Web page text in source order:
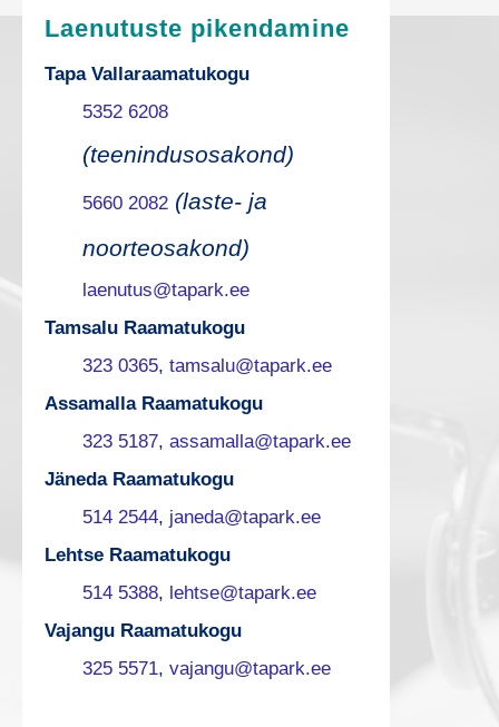
Laenutuste pikendamine
Tapa Vallaraamatukogu
5352 6208
(teenindusosakond)
5660 2082 (laste- ja
noorteosakond)
laenutus@tapark.ee
Tamsalu Raamatukogu
323 0365, tamsalu@tapark.ee
Assamalla Raamatukogu
323 5187, assamalla@tapark.ee
Jäneda Raamatukogu
514 2544, janeda@tapark.ee
Lehtse Raamatukogu
514 5388, lehtse@tapark.ee
Vajangu Raamatukogu
325 5571, vajangu@tapark.ee